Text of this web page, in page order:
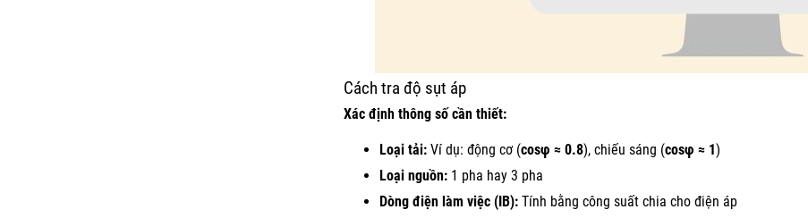
Cách tra độ sụt áp
Xác định thông số cần thiết:
Loại tải: Ví dụ: động cơ (cosφ ≈ 0.8), chiếu sáng (cosφ ≈ 1)
Loại nguồn: 1 pha hay 3 pha
Dòng điện làm việc (IB): Tính bằng công suất chia cho điện áp